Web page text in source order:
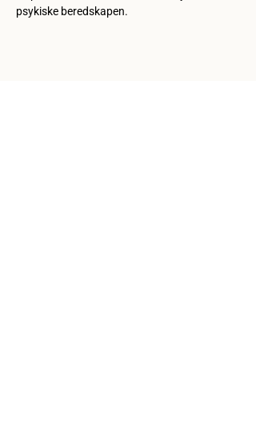
psykiske beredskapen.